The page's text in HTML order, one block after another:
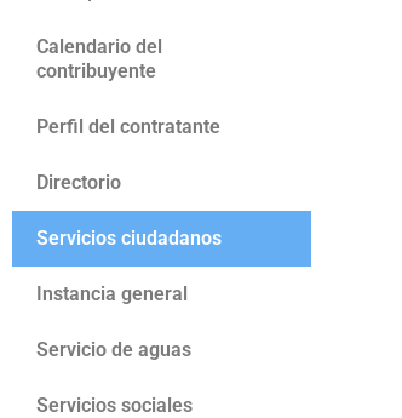
Calendario del
contribuyente
Perfil del contratante
Directorio
Servicios ciudadanos
Instancia general
Servicio de aguas
Servicios sociales